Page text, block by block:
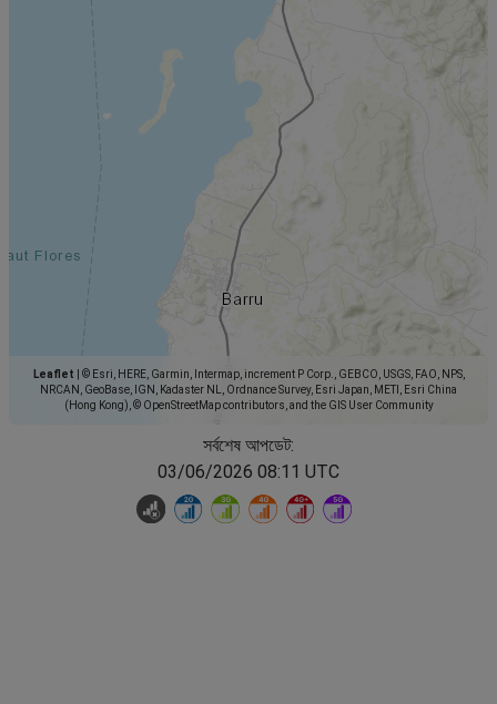
Leaflet
© Esri, HERE, Garmin, Intermap, increment P Corp., GEBCO, USGS, FAO, NPS,
NRCAN, GeoBase, IGN, Kadaster NL, Ordnance Survey, Esri Japan, METI, Esri China
(Hong Kong), © OpenStreetMap contributors, and the GIS User Community
সর্বশেষ আপডেট:
03/06/2026 08:11 UTC